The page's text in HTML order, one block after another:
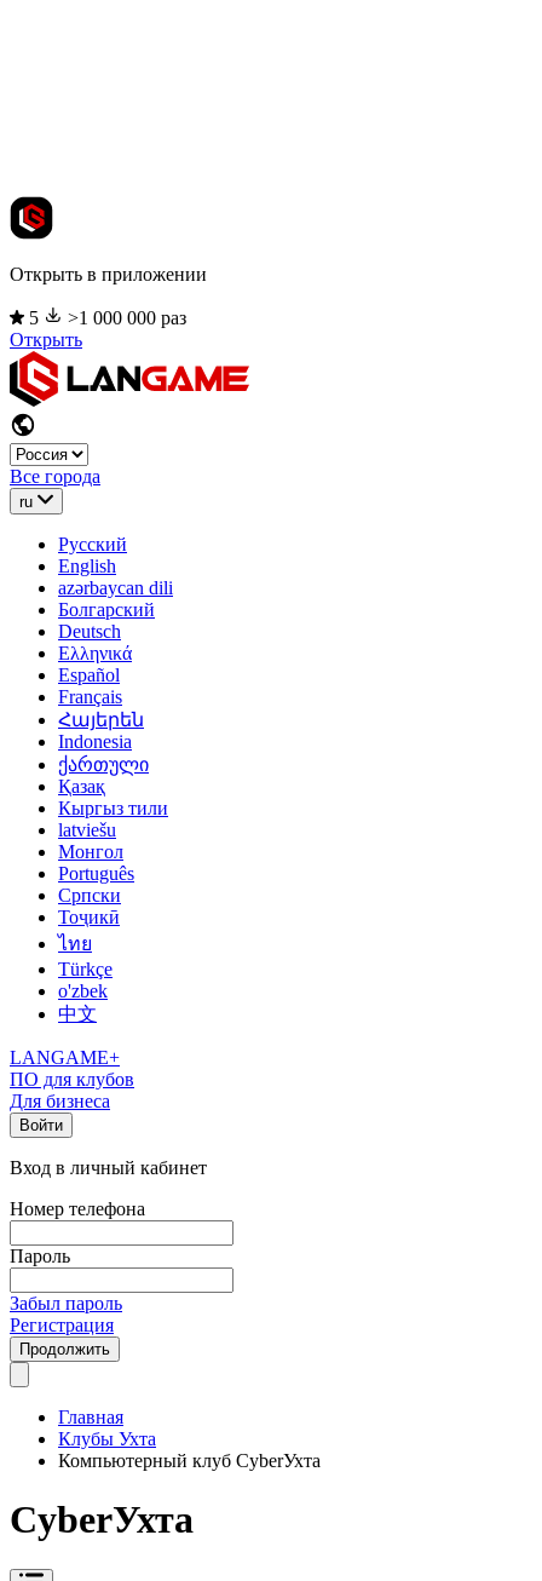
Открыть в приложении
5
>1 000 000 раз
Открыть
Все города
ru
Русский
English
azərbaycan dili
Болгарский
Deutsch
Ελληνικά
Español
Français
Հայերեն
Indonesia
ქართული
Қазақ
Кыргыз тили
latviešu
Монгол
Português
Српски
Тоҷикӣ
ไทย
Türkçe
o'zbek
中文
LANGAME+
ПО для клубов
Для бизнеса
Войти
Вход в личный кабинет
Номер телефона
Пароль
Забыл пароль
Регистрация
Продолжить
Главная
Клубы Ухта
Компьютерный клуб CyberУхта
CyberУхта